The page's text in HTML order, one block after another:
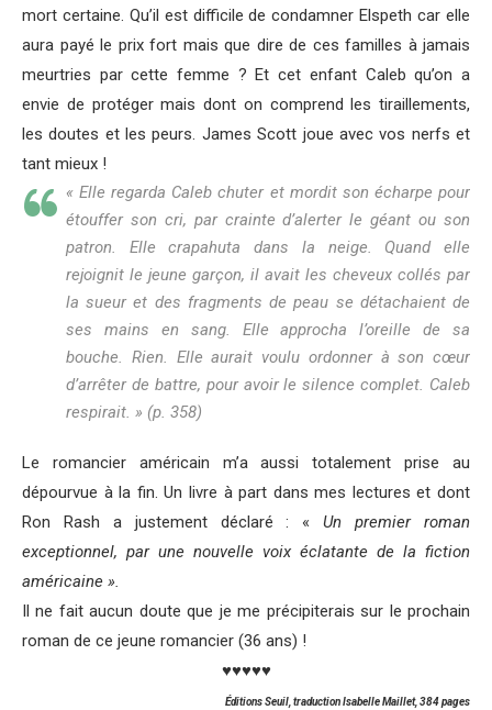
mort certaine. Qu’il est difficile de condamner Elspeth car elle
aura payé le prix fort mais que dire de ces familles à jamais
meurtries par cette femme ? Et cet enfant Caleb qu’on a
envie de protéger mais dont on comprend les tiraillements,
les doutes et les peurs. James Scott joue avec vos nerfs et
tant mieux !
«Elle regarda Caleb chuter et mordit son écharpe pour
étouffer son cri, par crainte d’alerter le géant ou son
patron. Elle crapahuta dans la neige. Quand elle
rejoignit le jeune garçon, il avait les cheveux collés par
la sueur et des fragments de peau se détachaient de
ses mains en sang. Elle approcha l’oreille de sa
bouche. Rien. Elle aurait voulu ordonner à son cœur
d’arrêter de battre, pour avoir le silence complet. Caleb
respirait. » (p. 358)
Le romancier américain m’a aussi totalement prise au
dépourvue à la fin. Un livre à part dans mes lectures et dont
Ron Rash a justement déclaré : «Un premier roman
exceptionnel, par une nouvelle voix éclatante de la fiction
américaine ».
Il ne fait aucun doute que je me précipiterais sur le prochain
roman de ce jeune romancier (36 ans) !
♥♥♥♥♥
ÉditionsSeuil, traduction Isabelle Maillet, 384 pages